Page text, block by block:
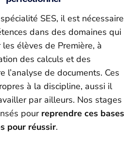
SES, il est nécessaire
dans des domaines qui
élèves de Première, à
des calculs et des
l’analyse de documents. Ces
à la discipline, aussi il
par ailleurs. Nos stages
pour reprendre ces bases
pour réussir.